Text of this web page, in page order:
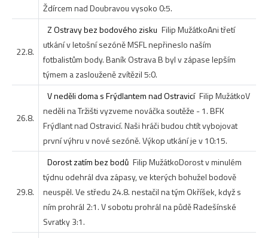
Ždírcem nad Doubravou vysoko 0:5.
22.8.
Z Ostravy bez bodového zisku Filip MužátkoAni třetí
utkání v letošní sezóně MSFL nepřineslo naším
fotbalistům body. Baník Ostrava B byl v zápase lepším
týmem a zaslouženě zvítězil 5:0.
26.8.
V neděli doma s Frýdlantem nad Ostravicí Filip MužátkoV
neděli na Tržišti vyzveme nováčka soutěže - 1. BFK
Frýdlant nad Ostravicí. Naši hráči budou chtít vybojovat
první výhru v nové sezóně. Výkop utkání je v 10:15.
29.8.
Dorost zatím bez bodů Filip MužátkoDorost v minulém
týdnu odehrál dva zápasy, ve kterých bohužel bodově
neuspěl. Ve středu 24.8. nestačil na tým Okříšek, když s
ním prohrál 2:1. V sobotu prohrál na půdě Radešínské
Svratky 3:1.